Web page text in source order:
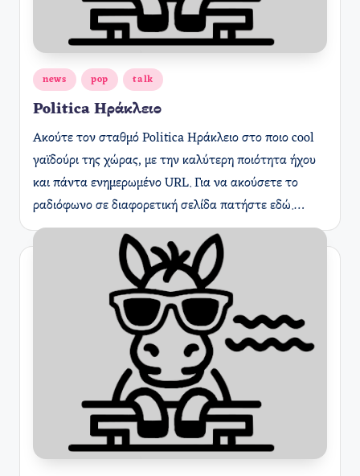
Αναρτήθηκε
news pop talk
Politica Ηράκλειο
Ακούτε τον σταθμό Politica Ηράκλειο στο ποιο cool
γαϊδούρι της χώρας, με την καλύτερη ποιότητα ήχου
και πάντα ενημερωμένο URL. Για να ακούσετε το
ραδιόφωνο σε διαφορετική σελίδα πατήστε εδώ.…